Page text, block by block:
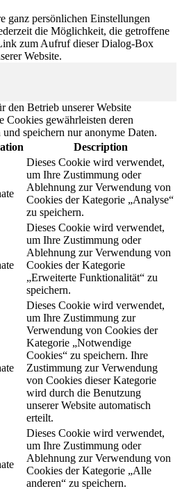
ganz persönlichen Einstellungen
die Möglichkeit, die getroffene
zum Aufruf dieser Dialog-Box
Website.
den Betrieb unserer Website
Cookies gewährleisten deren
speichern nur anonyme Daten.
Description
Dieses Cookie wird verwendet,
um Ihre Zustimmung oder
Ablehnung zur Verwendung von
Cookies der Kategorie „Analyse“
zu speichern.
Dieses Cookie wird verwendet,
um Ihre Zustimmung oder
Ablehnung zur Verwendung von
Cookies der Kategorie
„Erweiterte Funktionalität“ zu
speichern.
Dieses Cookie wird verwendet,
um Ihre Zustimmung zur
Verwendung von Cookies der
Kategorie „Notwendige
Cookies“ zu speichern. Ihre
Zustimmung zur Verwendung
von Cookies dieser Kategorie
wird durch die Benutzung
unserer Website automatisch
erteilt.
Dieses Cookie wird verwendet,
um Ihre Zustimmung oder
Ablehnung zur Verwendung von
Cookies der Kategorie „Alle
anderen“ zu speichern.